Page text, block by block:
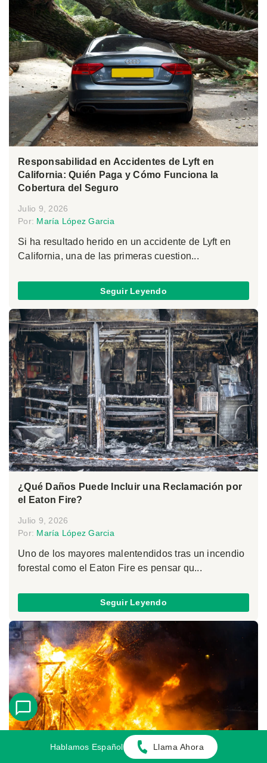
Responsabilidad en Accidentes de Lyft en
California: Quién Paga y Cómo Funciona la
Cobertura del Seguro
Julio 9, 2026
Por: María López Garcia
Si ha resultado herido en un accidente de Lyft en
California, una de las primeras cuestion...
Seguir Leyendo
¿Qué Daños Puede Incluir una Reclamación por
el Eaton Fire?
Julio 9, 2026
Por: María López Garcia
Uno de los mayores malentendidos tras un incendio
forestal como el Eaton Fire es pensar qu...
Seguir Leyendo
Hablamos Español Llama Ahora